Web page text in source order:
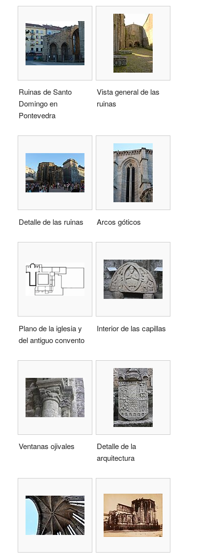
Ruinas de Santo
Domingo en
Pontevedra
Vista general de las
ruinas
Detalle de las ruinas Arcos góticos
Plano de la iglesia y
del antiguo convento
Interior de las capillas
Ventanas ojivales
Detalle de la
arquitectura